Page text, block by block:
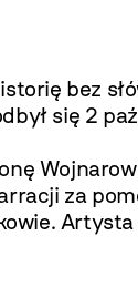
bez
się 2
za